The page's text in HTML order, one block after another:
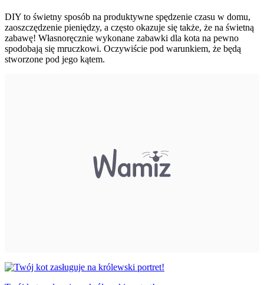
DIY to świetny sposób na produktywne spędzenie czasu w domu,
zaoszczędzenie pieniędzy, a często okazuje się także, że na świetną
zabawę! Własnoręcznie wykonane zabawki dla kota na pewno
spodobają się mruczkowi. Oczywiście pod warunkiem, że będą
stworzone pod jego kątem.